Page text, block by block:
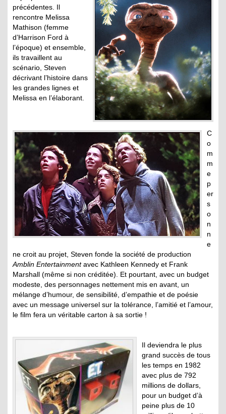
précédentes. Il
rencontre Melissa
Mathison (femme
d’Harrison Ford à
l’époque) et ensemble,
ils travaillent au
scénario, Steven
décrivant l’histoire dans
les grandes lignes et
Melissa en l’élaborant.
C
o
m
m
e
p
er
s
o
n
n
e
ne croit au projet, Steven fonde la société de production
Amblin Entertainmentavec Kathleen Kennedy et Frank
Marshall (même si non créditée). Et pourtant, avec un budget
modeste, des personnages nettement mis en avant, un
mélange d’humour, de sensibilité, d’empathie et de poésie
avec un message universel sur la tolérance, l’amitié et l’amour,
le film fera un véritable carton à sa sortie !
Il deviendra le plus
grand succès de tous
les temps en 1982
avec plus de 792
millions de dollars,
pour un budget d’à
peine plus de 10